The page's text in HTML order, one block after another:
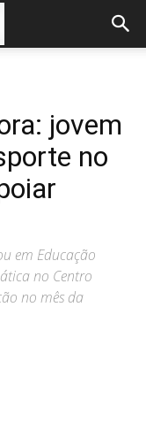
jovem
no
em Educação
no Centro
no mês da